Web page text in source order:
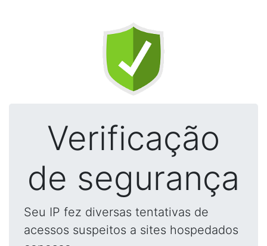
Verificação
de segurança
Seu IP fez diversas tentativas de
acessos suspeitos a sites hospedados